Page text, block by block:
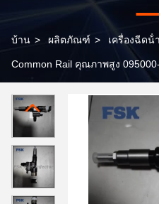
บ้าน > ผลิตภัณฑ์ > เครื่องฉีดน้ํ
Common Rail คุณภาพสูง